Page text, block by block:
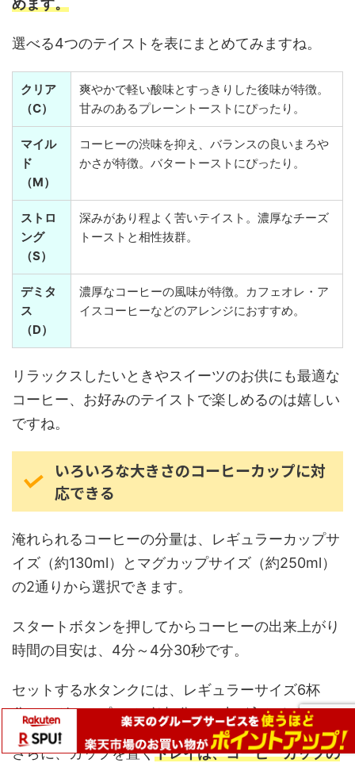
めます。
選べる4つのテイストを表にまとめてみますね。
クリア
（C）
爽やかで軽い酸味とすっきりした後味が特徴。
甘みのあるプレーントーストにぴったり。
マイル
ド
（M）
コーヒーの渋味を抑え、バランスの良いまろや
かさが特徴。バタートーストにぴったり。
ストロ
ング
（S）
深みがあり程よく苦いテイスト。濃厚なチーズ
トーストと相性抜群。
デミタ
ス
（D）
濃厚なコーヒーの風味が特徴。カフェオレ・ア
イスコーヒーなどのアレンジにおすすめ。
リラックスしたいときやスイーツのお供にも最適な
コーヒー、お好みのテイストで楽しめるのは嬉しい
ですね。
いろいろな大きさのコーヒーカップに対
応できる
淹れられるコーヒーの分量は、レギュラーカップサ
イズ（約130ml）とマグカップサイズ（約250ml）
の2通りから選択できます。
スタートボタンを押してからコーヒーの出来上がり
時間の目安は、4分～4分30秒です。
セットする水タンクには、レギュラーサイズ6杯
分、マグカップサイズ3杯分のお水が入ります。
さらに、カップを置くトレイは、コーヒーカップの